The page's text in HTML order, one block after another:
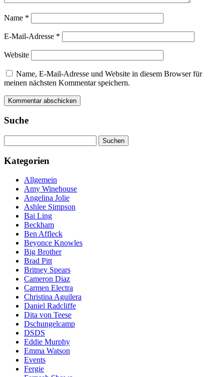
Name *
E-Mail-Adresse *
Website
Name, E-Mail-Adresse und Website in diesem Browser für
meinen nächsten Kommentar speichern.
Suche
nach:
Kategorien
Allgemein
Amy Winehouse
Angelina Jolie
Ashlee Simpson
Bai Ling
Beckham
Ben Affleck
Beyonce Knowles
Big Brother
Brad Pitt
Britney Spears
Cameron Diaz
Carmen Electra
Christina Aguilera
Daniel Radcliffe
Dita von Teese
Dschungelcamp
DSDS
Eddie Murphy
Emma Watson
Events
Fergie